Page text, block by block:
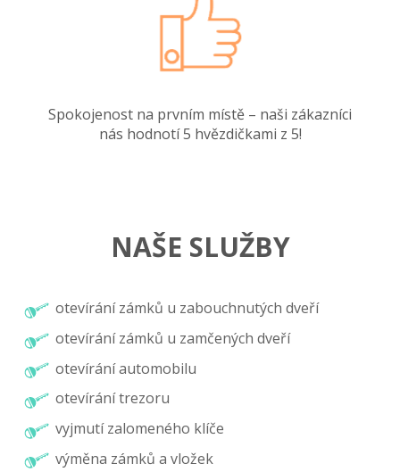
Spokojenost na prvním místě – naši zákazníci
nás hodnotí 5 hvězdičkami z 5!
NAŠE SLUŽBY
otevírání zámků u zabouchnutých dveří
otevírání zámků u zamčených dveří
otevírání automobilu
otevírání trezoru
vyjmutí zalomeného klíče
výměna zámků a vložek